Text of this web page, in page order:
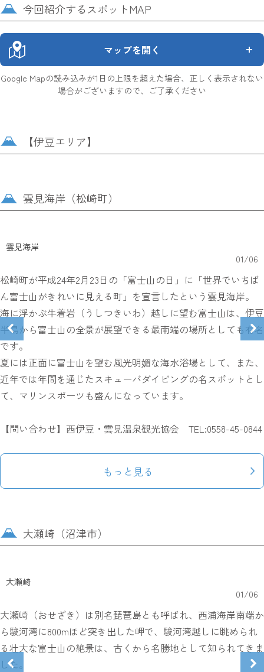
今回紹介するスポットMAP
マップを開く
Google Mapの読み込みが1日の上限を超えた場合、正しく表示されない
場合がございますので、ご了承ください
【伊豆エリア】
雲見海岸（松崎町）
雲見海岸
01/06
松崎町が平成24年2月23日の「富士山の日」に「世界でいちば
ん富士山がきれいに見える町」を宣言したという雲見海岸。
海に浮かぶ牛着岩（うしつきいわ）越しに望む富士山は、伊豆
半島から富士山の全景が展望できる最南端の場所としても有名
です。
夏には正面に富士山を望む風光明媚な海水浴場として、また、
近年では年間を通じたスキューバダイビングの名スポットとし
て、マリンスポーツも盛んになっています。
【問い合わせ】西伊豆・雲見温泉観光協会 TEL:0558-45-0844
もっと見る
大瀬崎（沼津市）
大瀬崎
01/06
大瀬崎（おせざき）は別名琵琶島とも呼ばれ、西浦海岸南端か
ら駿河湾に800mほど突き出した岬で、駿河湾越しに眺められ
る壮大な富士山の絶景は、古くから名勝地として知られてきま
した。